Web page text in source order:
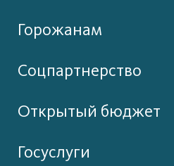
Горожанам
Соцпартнерство
Открытый бюджет
Госуслуги